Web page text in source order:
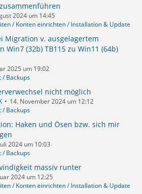
2024 um 14:45
/ Konten einrichten / Installation & Update
Migration v. ausgelagertem
Win7 (32b) TB115 zu Win11 (64b)
2025 um 19:02
Backups
nicht möglich
14. November 2024 um 12:12
Backups
Haken und Ösen bzw. sich mir
2024 um 10:03
Backups
massiv runter
2024 um 12:25
/ Konten einrichten / Installation & Update